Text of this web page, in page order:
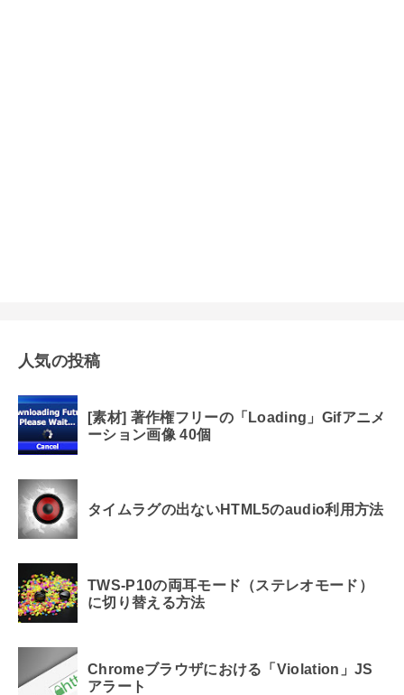
人気の投稿
[素材] 著作権フリーの「Loading」Gifアニメ
ーション画像 40個
タイムラグの出ないHTML5のaudio利用方法
TWS-P10の両耳モード（ステレオモード）
に切り替える方法
Chromeブラウザにおける「Violation」JS
アラート